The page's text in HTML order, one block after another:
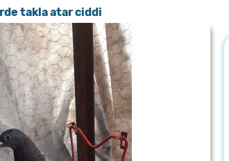
takla atar ciddi